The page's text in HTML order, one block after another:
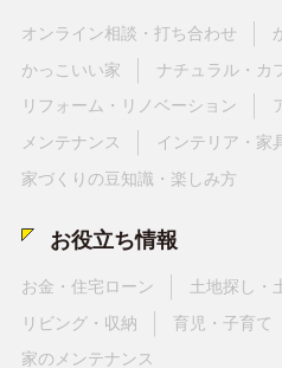
オンライン相談・打ち合わせ
かっこいい家
ナチュラル・カ
リフォーム・リノベーション
メンテナンス
インテリア・家
家づくりの豆知識・楽しみ方
お役立ち情報
お金・住宅ローン
土地探し・
リビング・収納
育児・子育て
家のメンテナンス